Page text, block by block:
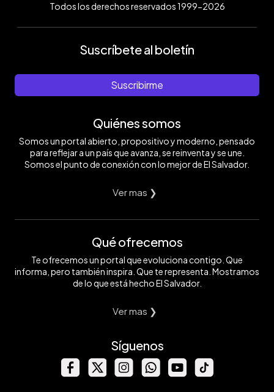
Todos los derechos reservados 1999-2026
Suscríbete al boletín
Suscribirme
Quiénes somos
Somos un portal abierto, propositivo y moderno, pensado
para reflejar a un país que avanza, se reinventa y se une.
Somos el punto de conexión con lo mejor de El Salvador.
Ver mas ❯
Qué ofrecemos
Te ofrecemos un portal que evoluciona contigo. Que
informa, pero también inspira. Que te representa. Mostramos
de lo que está hecho El Salvador.
Ver mas ❯
Síguenos